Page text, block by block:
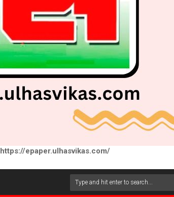
https://epaper.ulhasvikas.com/